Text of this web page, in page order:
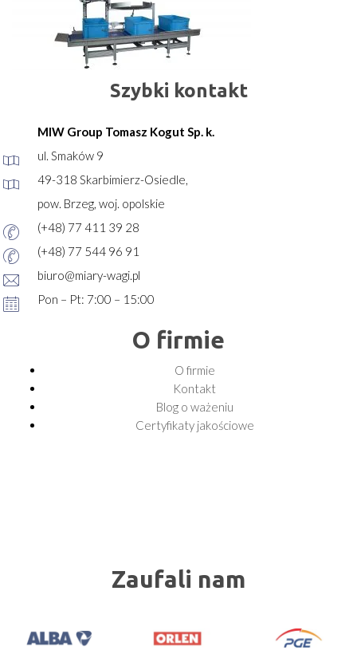
Szybki kontakt
MIW Group Tomasz Kogut Sp. k.
ul. Smaków 9
49-318 Skarbimierz-Osiedle,
pow. Brzeg, woj. opolskie
(+48) 77 411 39 28
(+48) 77 544 96 91
biuro@miary-wagi.pl
Pon – Pt: 7:00 – 15:00
O firmie
O firmie
Kontakt
Blog o ważeniu
Certyfikaty jakościowe
Zaufali nam